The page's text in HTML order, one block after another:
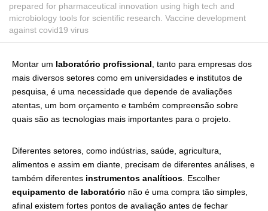
prepared for pharmaceutical innovation using high tech and
microbiology tools for scientific research. Vaccine development
against covid19 virus
Montar um laboratório profissional , tanto para empresas dos
mais diversos setores como em universidades e institutos de
pesquisa, é uma necessidade que depende de avaliações
atentas, um bom orçamento e também compreensão sobre
quais são as tecnologias mais importantes para o projeto.
Diferentes setores, como indústrias, saúde, agricultura,
alimentos e assim em diante, precisam de diferentes análises, e
também diferentes instrumentos analíticos . Escolher
equipamento de laboratório não é uma compra tão simples,
afinal existem fortes pontos de avaliação antes de fechar